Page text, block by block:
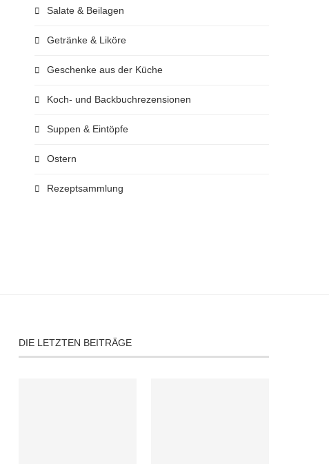
Salate & Beilagen
Getränke & Liköre
Geschenke aus der Küche
Koch- und Backbuchrezensionen
Suppen & Eintöpfe
Ostern
Rezeptsammlung
DIE LETZTEN BEITRÄGE